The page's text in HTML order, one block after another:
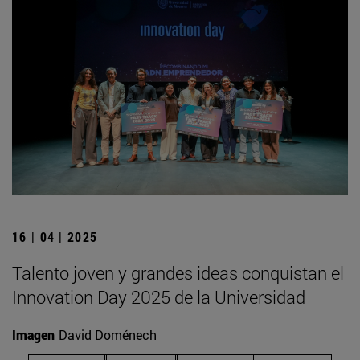
16 | 04 | 2025
Talento joven y grandes ideas conquistan el
Innovation Day 2025 de la Universidad
Imagen David Doménech